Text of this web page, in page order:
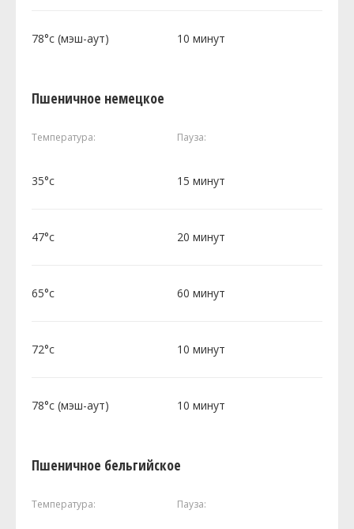
78°c (мэш-аут) 10 минут
Пшеничное немецкое
Температура: Пауза:
35°c 15 минут
47°c 20 минут
65°c 60 минут
72°c 10 минут
78°c (мэш-аут) 10 минут
Пшеничное бельгийское
Температура: Пауза: